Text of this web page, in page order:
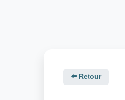
⬅️ Retour